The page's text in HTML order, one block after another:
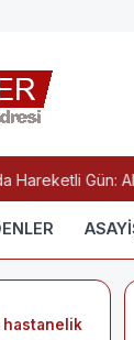
Gün:
hastanelik